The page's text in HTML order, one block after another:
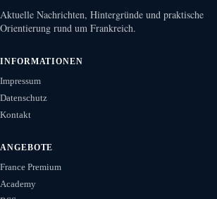
Aktuelle Nachrichten, Hintergründe und praktische
Orientierung rund um Frankreich.
INFORMATIONEN
Impressum
Datenschutz
Kontakt
ANGEBOTE
France Premium
Academy